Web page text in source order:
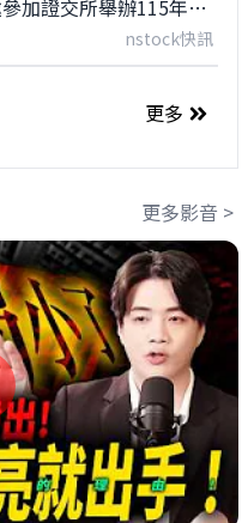
【重訊】暉盛-創：本公司受邀參加證交所舉辦115年上半年創新板公司法人說明會
nstock快訊
更多
更多影音 >